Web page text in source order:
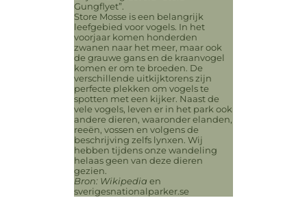
Gungflyet”.
Store Mosse is een belangrijk
leefgebied voor vogels. In het
voorjaar komen honderden
zwanen naar het meer, maar ook
de grauwe gans en de kraanvogel
komen er om te broeden. De
verschillende uitkijktorens zijn
perfecte plekken om vogels te
spotten met een kijker. Naast de
vele vogels, leven er in het park ook
andere dieren, waaronder elanden,
reeën, vossen en volgens de
beschrijving zelfs lynxen. Wij
hebben tijdens onze wandeling
helaas geen van deze dieren
gezien.
Bron: Wikipedia en
sverigesnationalparker.se